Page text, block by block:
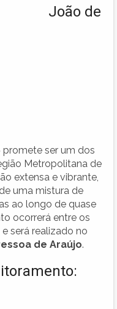
João de
promete ser um dos
Metropolitana de
extensa e vibrante,
uma mistura de
ao longo de quase
ocorrerá entre os
e será realizado no
de Araújo.